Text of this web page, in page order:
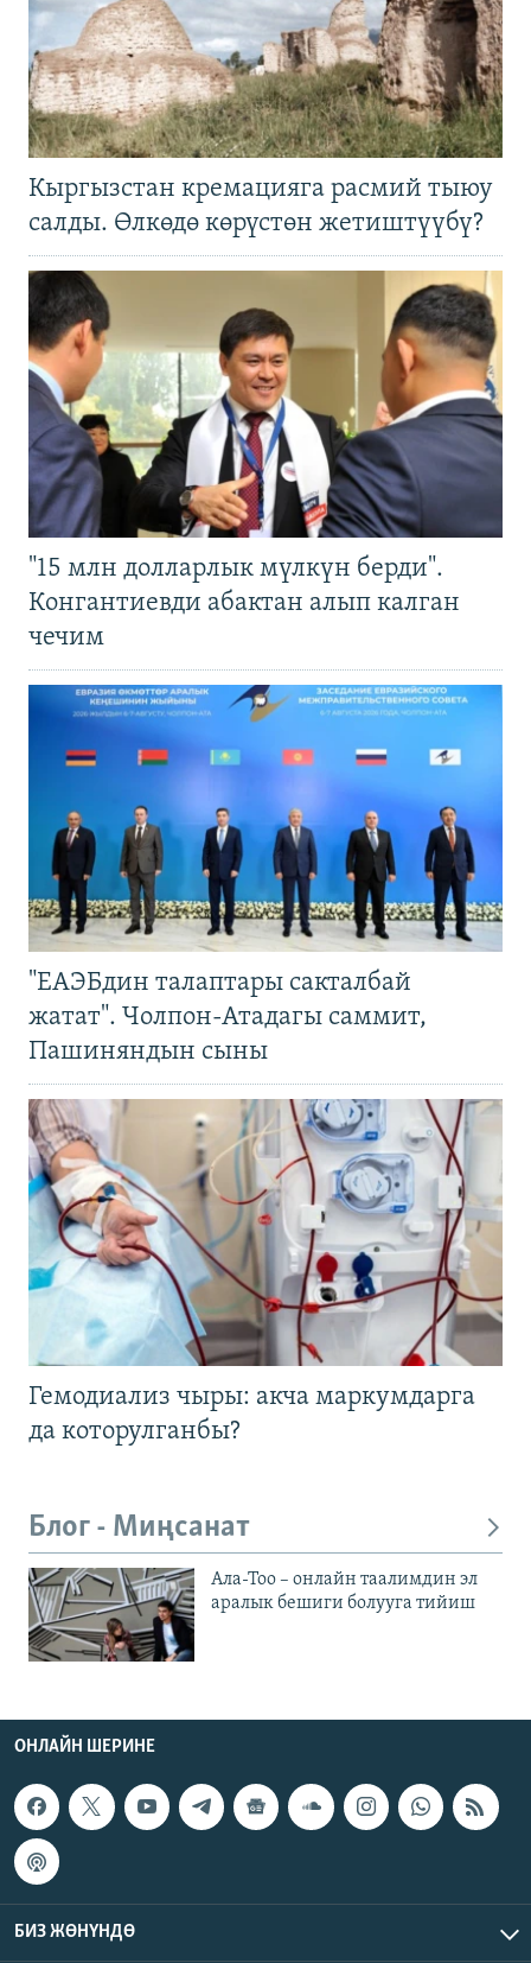
Кыргызстан кремацияга расмий тыюу
салды. Өлкөдө көрүстөн жетиштүүбү?
"15 млн долларлык мүлкүн берди".
Конгантиевди абактан алып калган
чечим
"ЕАЭБдин талаптары сакталбай
жатат". Чолпон-Атадагы саммит,
Пашиняндын сыны
Гемодиализ чыры: акча маркумдарга
да которулганбы?
Блог - Миңсанат
Ала-Тоо – онлайн таалимдин эл
аралык бешиги болууга тийиш
ОНЛАЙН ШЕРИНЕ
БИЗ ЖӨНҮНДӨ